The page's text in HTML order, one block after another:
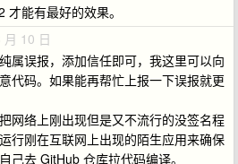
能有最好的效果。
10 日
属误报，添加信任即可，我这里可以向
代码。如果能再帮忙上报一下误报就更
网络上刚出现但是又不流行的没签名程
行刚在互联网上出现的陌生应用来确保
己去 GitHub 仓库拉代码编译。